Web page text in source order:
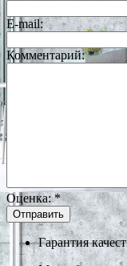
E-mail:
Комментарий:*
Оценка:*
Гарантия